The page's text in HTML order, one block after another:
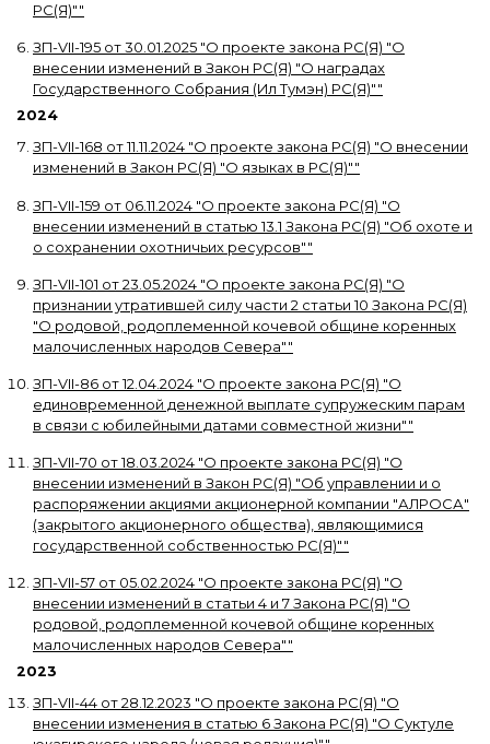
РС(Я)""
ЗП-VII-195 от30.01.2025 "О проекте закона РС(Я) "О
внесении изменений в Закон РС(Я) "О наградах
Государственного Собрания (Ил Тумэн) РС(Я)""
2024
ЗП-VII-168 от11.11.2024 "О проекте закона РС(Я) "О внесении
изменений в Закон РС(Я) "О языках в РС(Я)""
ЗП-VII-159 от 06.11.2024 "О проекте закона РС(Я) "О
внесении изменений в статью 13.1 Закона РС(Я) "Об охоте и
о сохранении охотничьих ресурсов""
ЗП-VII-101 от23.05.2024 "О проекте закона РС(Я) "О
признании утратившей силу части 2 статьи 10 Закона РС(Я)
"О родовой, родоплеменной кочевой общине коренных
малочисленных народов Севера""
ЗП-VII-86 от12.04.2024 "О проекте закона РС(Я) "О
единовременной денежной выплате супружеским парам
в связи с юбилейными датами совместной жизни""
ЗП-VII-70 от18.03.2024 "О проекте закона РС(Я) "О
внесении изменений в Закон РС(Я) "Об управлении и о
распоряжении акциями акционерной компании "АЛРОСА"
(закрытого акционерного общества), являющимися
государственной собственностью РС(Я)""
ЗП-VII-57 от 05.02.2024 "О проекте закона РС(Я) "О
внесении изменений в статьи 4 и 7 Закона РС(Я) "О
родовой, родоплеменной кочевой общине коренных
малочисленных народов Севера""
2023
ЗП-VII-44 от28.12.2023 "О проекте закона РС(Я) "О
внесении изменения в статью 6 Закона РС(Я) "О Суктуле